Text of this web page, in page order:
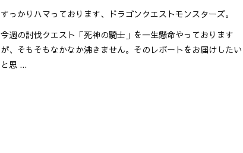
すっかりハマっております、ドラゴンクエストモンスターズ。
今週の討伐クエスト「死神の騎士」を一生懸命やっております
が、そもそもなかなか沸きません。そのレポートをお届けしたい
と思 ...